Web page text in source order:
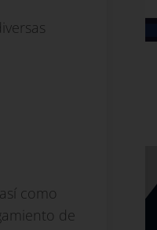
como
de